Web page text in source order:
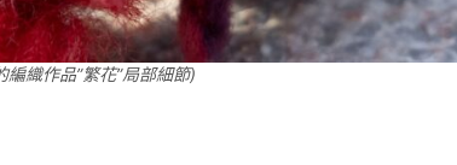
編織作品”繁花”局部細節)